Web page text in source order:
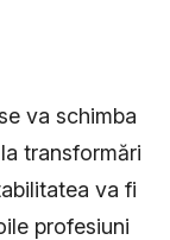
va schimba
transformări
va fi
profesiuni